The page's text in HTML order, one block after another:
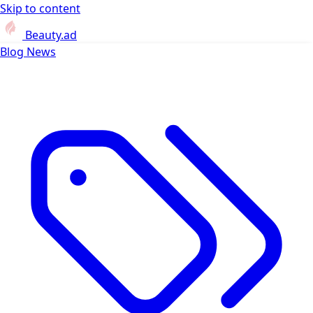
Skip to content
Beauty.ad
Blog News